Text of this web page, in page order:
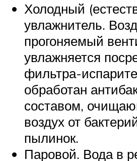
Холодный
увлажнитель.
прогоняемый
увлажняется
фильтра-
обработан
составом,
воздух от
пылинок.
Паровой. Вода в